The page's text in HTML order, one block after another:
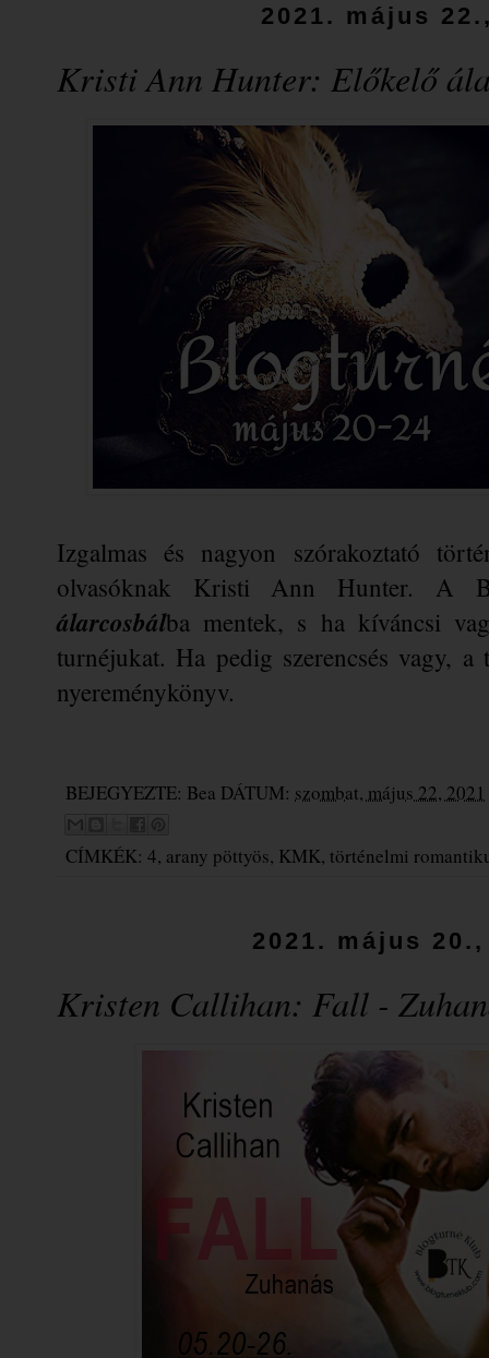
2021. május
Kristi Ann Hunter: Előkelő
Izgalmas és nagyon szórakoztató
olvasóknak Kristi Ann Hunter. A
álarcosbálba mentek, s ha kíváncsi
turnéjukat. Ha pedig szerencsés vagy,
nyereménykönyv.
BEJEGYEZTE: Bea DÁTUM: szombat, május 22, 2021
CÍMKÉK: 4, arany pöttyös, KMK, történelmi
2021. május
Kristen Callihan: Fall -